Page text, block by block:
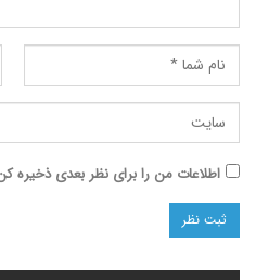
من را برای نظر بعدی ذخیره کن